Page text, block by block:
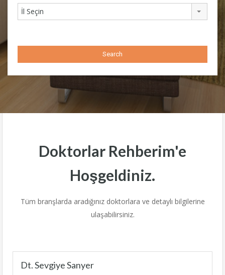
İl Seçin
Doktorlar Rehberim'e
Hoşgeldiniz.
Tüm branşlarda aradığınız doktorlara ve detaylı bilgilerine
ulaşabilirsiniz.
Dt. Sevgiye Sanyer